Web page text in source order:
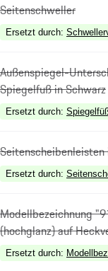
Seitenschweller
Ersetzt durch:
Außenspiegel-
Spiegelfuß in Schwarz
Ersetzt durch:
Seitenscheibenleisten
Ersetzt durch:
Modellbezeichnung
(hochglanz) auf
Ersetzt durch: